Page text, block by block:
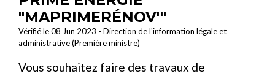
"MAPRIMERÉNOV'"
Vérifié le 08 Jun 2023 - Direction de l'information légale et
administrative (Première ministre)
Vous souhaitez faire des travaux de